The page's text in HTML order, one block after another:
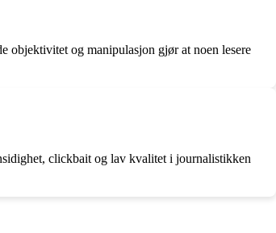
objektivitet og manipulasjon gjør at noen lesere
clickbait og lav kvalitet i journalistikken